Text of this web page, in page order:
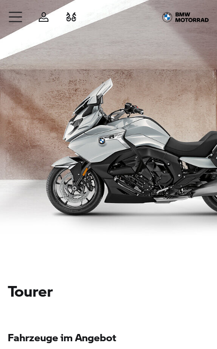
Zum Hauptinhalt springen
AnmeldenFahrzeugvergleich
Tourer
Fahrzeuge im Angebot